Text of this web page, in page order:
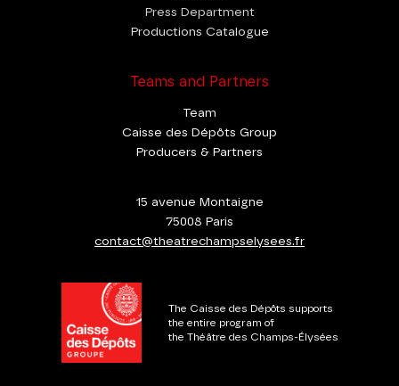
Press Department
Productions Catalogue
Teams and Partners
Team
Caisse des Dépôts Group
Producers & Partners
15 avenue Montaigne
75008 Paris
contact@theatrechampselysees.fr
The Caisse des Dépôts supports
the entire program of
the Théâtre des Champs-Élysées